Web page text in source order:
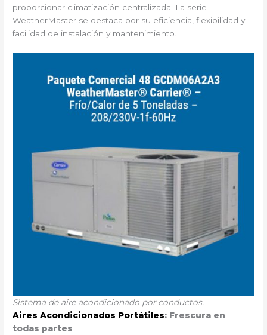
proporcionar climatización centralizada. La serie
WeatherMaster se destaca por su eficiencia, flexibilidad y
facilidad de instalación y mantenimiento.
Sistema de aire acondicionado por conductos.
Aires Acondicionados Portátiles: Frescura en
todas partes